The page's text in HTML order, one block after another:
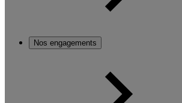
Nos engagements